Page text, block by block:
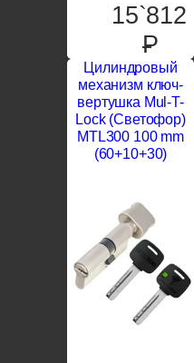
15`812
P
Цилиндровый
механизм ключ-
вертушка Mul-T-
Lock (Светофор)
MTL300 100 mm
(60+10+30)